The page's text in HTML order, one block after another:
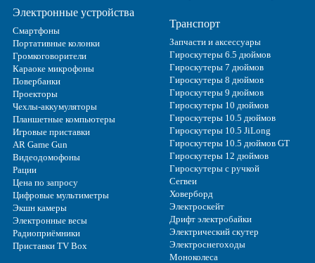
Электронные устройства
Смартфоны
Портативные колонки
Громкоговорители
Караоке микрофоны
Повербанки
Проекторы
Чехлы-аккумуляторы
Планшетные компьютеры
Игровые приставки
AR Game Gun
Видеодомофоны
Рации
Цена по запросу
Цифровые мультиметры
Экшн камеры
Электронные весы
Радиоприёмники
Приставки TV Box
Транспорт
Запчасти и аксессуары
Гироскутеры 6.5 дюймов
Гироскутеры 7 дюймов
Гироскутеры 8 дюймов
Гироскутеры 9 дюймов
Гироскутеры 10 дюймов
Гироскутеры 10.5 дюймов
Гироскутеры 10.5 JiLong
Гироскутеры 10.5 дюймов GT
Гироскутеры 12 дюймов
Гироскутеры с ручкой
Сегвеи
Ховерборд
Электроскейт
Дрифт электробайки
Электрический скутер
Электроснегоходы
Моноколеса